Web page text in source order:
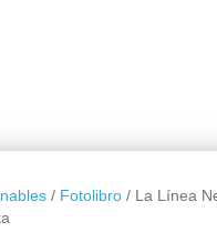
/ Fotolibro/ La Línea